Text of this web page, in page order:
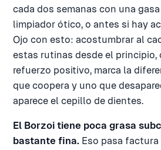
cada dos semanas con una
limpiador ótico, o antes si hay
Ojo con esto: acostumbrar al
estas rutinas desde el principio,
refuerzo positivo, marca la
que coopera y uno que
aparece el cepillo de dientes.
El Borzoi tiene poca grasa
bastante fina. Eso pasa factura